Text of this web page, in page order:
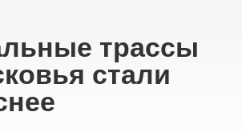
трассы
стали